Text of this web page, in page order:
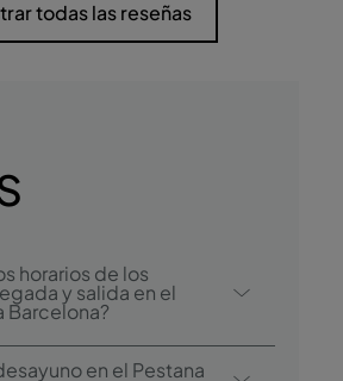
todas las reseñas
horarios de los
y salida en el
Barcelona?
en el Pestana Arena
en el Pestana